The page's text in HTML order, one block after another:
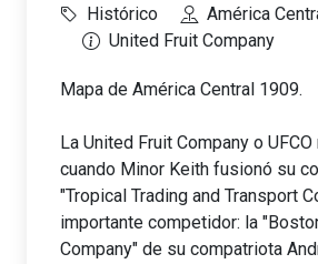
Histórico
América
United Fruit Company
Mapa de América Central 1909.
La United Fruit Company o
cuando Minor Keith fusionó su
"Tropical Trading and Transport
importante competidor: la
Company" de su compatriota